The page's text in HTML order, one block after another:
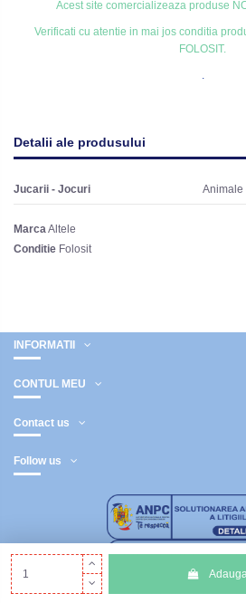
Acest site comercializeaza produse
Verificati cu atentie in mai jos conditia
FOLOSIT.
Detalii ale produsului
Jucarii - Jocuri Animale
MarcaAltele
Conditie Folosit
INFORMATII
CONTUL MEU
Contact us
Follow us